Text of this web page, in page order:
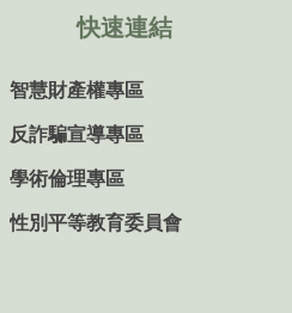
快速連結
智慧財產權專區
反詐騙宣導專區
學術倫理專區
性別平等教育委員會